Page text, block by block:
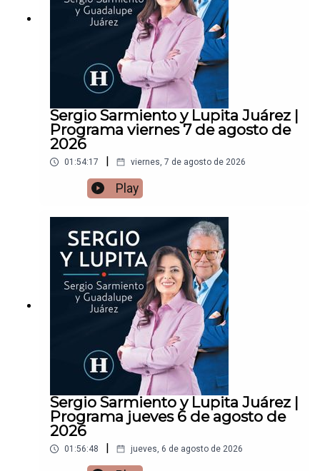
Sergio Sarmiento y Lupita Juárez |
Programa viernes 7 de agosto de
2026
01:54:17 viernes, 7 de agosto de 2026
Play
Sergio Sarmiento y Lupita Juárez |
Programa jueves 6 de agosto de
2026
01:56:48 jueves, 6 de agosto de 2026